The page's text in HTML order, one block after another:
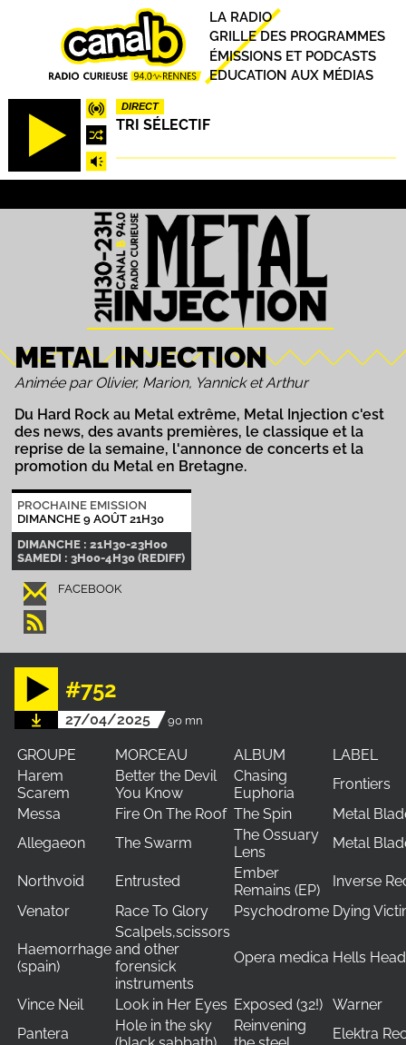
DIRECT
TRI SÉLECTIF
Principal
LA RADIO
GRILLE DES PROGRAMMES
ÉMISSIONS ET PODCASTS
EDUCATION AUX MÉDIAS
METAL INJECTION
Animée par Olivier, Marion, Yannick et Arthur
Du Hard Rock au Metal extrême, Metal Injection c'est
des news, des avants premières, le classique et la
reprise de la semaine, l'annonce de concerts et la
promotion du Metal en Bretagne.
PROCHAINE EMISSION
DIMANCHE 9 AOÛT 21H30
DIMANCHE : 21H30-23H00
SAMEDI : 3H00-4H30 (REDIFF)
FACEBOOK
#752
27/04/2025 90 mn
GROUPE MORCEAU ALBUM
LABEL
Harem
Scarem
Better the Devil
You Know
Chasing
Euphoria
Frontiers
Messa
Fire On The Roof The Spin
Metal
Allegaeon
The Swarm
The Ossuary
Lens
Metal
Northvoid Entrusted
Ember
Remains (EP)
Inverse
Venator
Race To Glory Psychodrome Dying
Haemorrhage
(spain)
Scalpels,scissors
and other
forensick
instruments
Opera medica Hells
Vince Neil Look in Her Eyes Exposed (32!) Warner
Pantera
Hole in the sky
Reinvening
Elektra